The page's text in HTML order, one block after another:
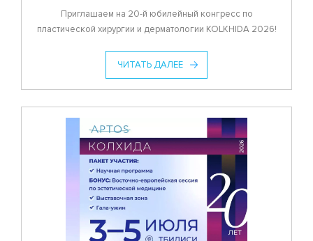
Приглашаем на 20-й юбилейный конгресс по
пластической хирургии и дерматологии KOLKHIDA 2026!
ЧИТАТЬ ДАЛЕЕ